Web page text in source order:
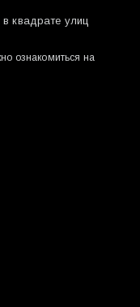
квадрате улиц
ознакомиться на